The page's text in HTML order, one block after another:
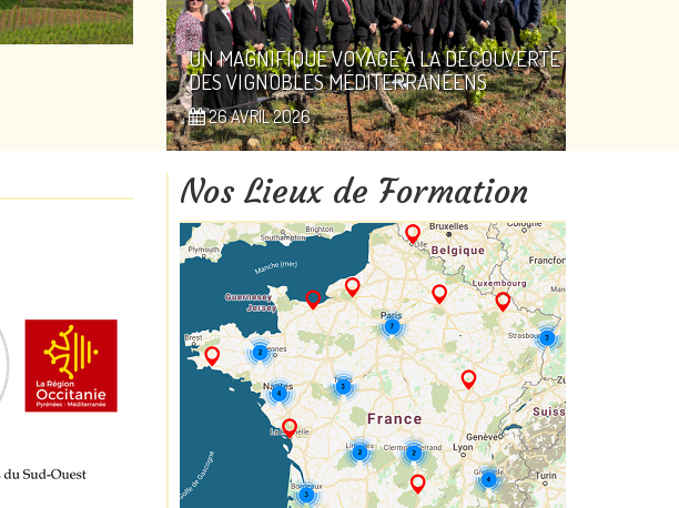
UN MAGNIFIQUE VOYAGE À LA DÉCOUVERTE
DES VIGNOBLES MÉDITERRANÉENS
26 AVRIL 2026
Nos Lieux de Formation